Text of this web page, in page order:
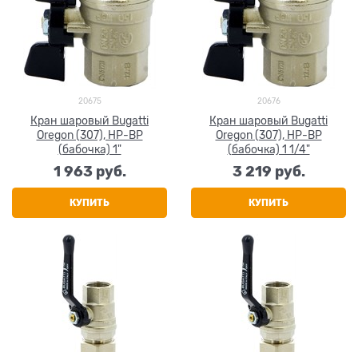
20675
Кран шаровый Bugatti
Oregon (307), НР-ВР
(бабочка) 1"
1 963 руб.
КУПИТЬ
20676
Кран шаровый Bugatti
Oregon (307), НР-ВР
(бабочка) 1 1/4"
3 219 руб.
КУПИТЬ